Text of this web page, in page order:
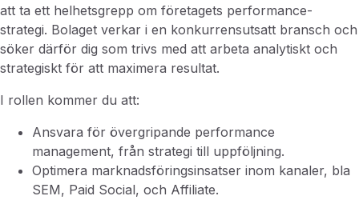
att ta ett helhetsgrepp om företagets performance-
strategi. Bolaget verkar i en konkurrensutsatt bransch och
söker därför dig som trivs med att arbeta analytiskt och
strategiskt för att maximera resultat.
I rollen kommer du att:
Ansvara för övergripande performance
management, från strategi till uppföljning.
Optimera marknadsföringsinsatser inom kanaler, bla
SEM, Paid Social, och Affiliate.